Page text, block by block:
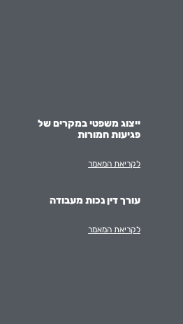
ייצוג משפטי במקרים של
פגיעות חמורות
לקריאת המאמר
עורך דין נכות מעבודה
לקריאת המאמר